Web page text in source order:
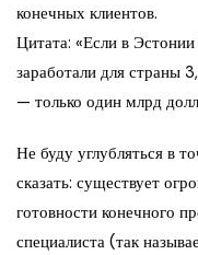
конечных клиентов.
Цитата: «Если в
заработали для страны
— только один млрд
Не буду углубляться в
сказать: существует
готовности конечного
специалиста (так